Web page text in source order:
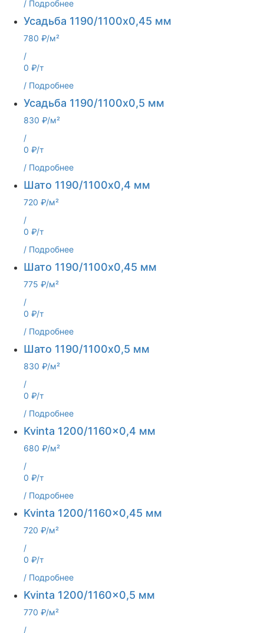
/ Подробнее
Усадьба 1190/1100x0,45 мм
780 ₽/м²
/
0 ₽/т
/ Подробнее
Усадьба 1190/1100x0,5 мм
830 ₽/м²
/
0 ₽/т
/ Подробнее
Шато 1190/1100x0,4 мм
720 ₽/м²
/
0 ₽/т
/ Подробнее
Шато 1190/1100x0,45 мм
775 ₽/м²
/
0 ₽/т
/ Подробнее
Шато 1190/1100x0,5 мм
830 ₽/м²
/
0 ₽/т
/ Подробнее
Kvinta 1200/1160x0,4 мм
680 ₽/м²
/
0 ₽/т
/ Подробнее
Kvinta 1200/1160x0,45 мм
720 ₽/м²
/
0 ₽/т
/ Подробнее
Kvinta 1200/1160x0,5 мм
770 ₽/м²
/